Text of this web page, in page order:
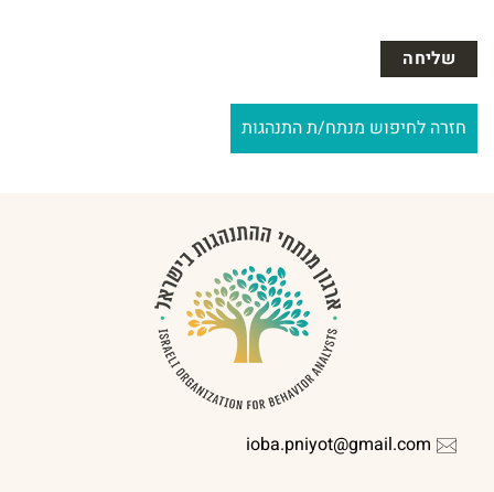
חזרה לחיפוש מנתח/ת התנהגות
ioba.pniyot@gmail.com